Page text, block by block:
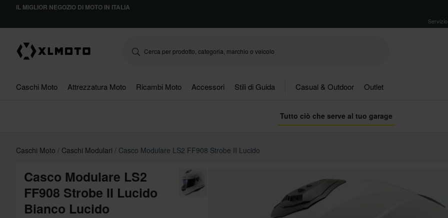
IL MIGLIOR NEGOZIO DI MOTO IN ITALIA
Caschi Moto Attrezzatura Moto Ricambi Moto Accessori Stili di Guida Casual & Outdoor Outlet
Tutto ciò che serve al tuo garage
Caschi Moto Caschi Modulari Casco Modulare LS2 FF908 Strobe II Lucido
Casco Modulare LS2
FF908 Strobe II Lucido
Bianco Lucido